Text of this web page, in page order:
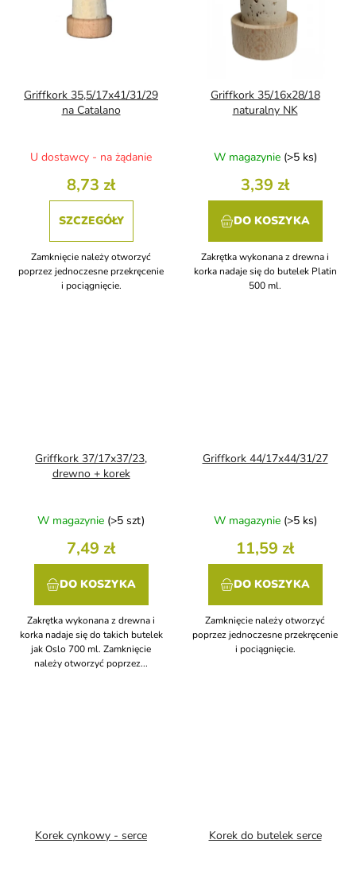
Griffkork 35,5/17x41/31/29
na Catalano
U dostawcy - na żądanie
8,73 zł
SZCZEGÓŁY
Zamknięcie należy otworzyć
poprzez jednoczesne przekręcenie
i pociągnięcie.
Griffkork 35/16x28/18
naturalny NK
W magazynie (>5 ks)
3,39 zł
DO KOSZYKA
Zakrętka wykonana z drewna i
korka nadaje się do butelek Platin
500 ml.
Griffkork 37/17x37/23,
drewno + korek
W magazynie (>5 szt)
7,49 zł
DO KOSZYKA
Zakrętka wykonana z drewna i
korka nadaje się do takich butelek
jak Oslo 700 ml. Zamknięcie
należy otworzyć poprzez...
Griffkork 44/17x44/31/27
W magazynie (>5 ks)
11,59 zł
DO KOSZYKA
Zamknięcie należy otworzyć
poprzez jednoczesne przekręcenie
i pociągnięcie.
Korek cynkowy - serce Korek do butelek serce